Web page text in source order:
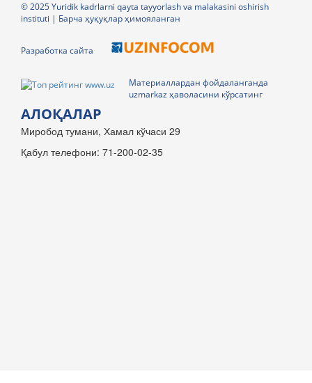
© 2025 Yuridik kadrlarni qayta tayyorlash va malakasini oshirish
instituti | Барча ҳуқуқлар ҳимояланган
Разработка сайта
Материаллардан фойдаланганда
uzmarkaz ҳаволасини кўрсатинг
АЛОҚАЛАР
Миробод тумани, Хамал кўчаси 29
Қабул телефони: 71-200-02-35